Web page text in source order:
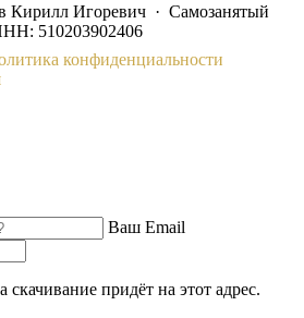
Кирилл Игоревич · Самозанятый
510203902406
конфиденциальности
Ваш Email
придёт на этот адрес.